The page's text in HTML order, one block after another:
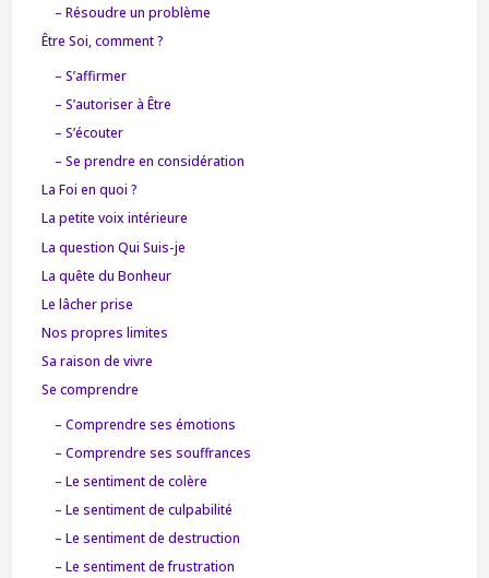
– Résoudre un problème
Être Soi, comment ?
– S’affirmer
– S’autoriser à Être
– S’écouter
– Se prendre en considération
La Foi en quoi ?
La petite voix intérieure
La question Qui Suis-je
La quête du Bonheur
Le lâcher prise
Nos propres limites
Sa raison de vivre
Se comprendre
– Comprendre ses émotions
– Comprendre ses souffrances
– Le sentiment de colère
– Le sentiment de culpabilité
– Le sentiment de destruction
– Le sentiment de frustration